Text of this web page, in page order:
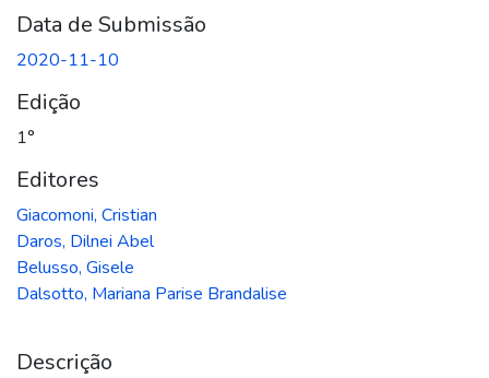
Data de Submissão
2020-11-10
Edição
1°
Editores
Giacomoni, Cristian
Daros, Dilnei Abel
Belusso, Gisele
Dalsotto, Mariana Parise Brandalise
Descrição